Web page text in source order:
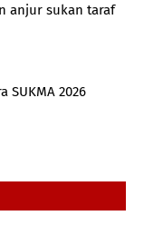
anjur sukan taraf
SUKMA 2026